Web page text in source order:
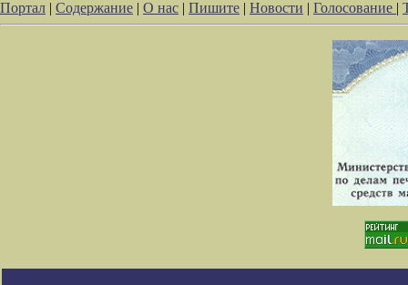
Портал | Содержание | О нас | Пишите | Новости | Голосование |